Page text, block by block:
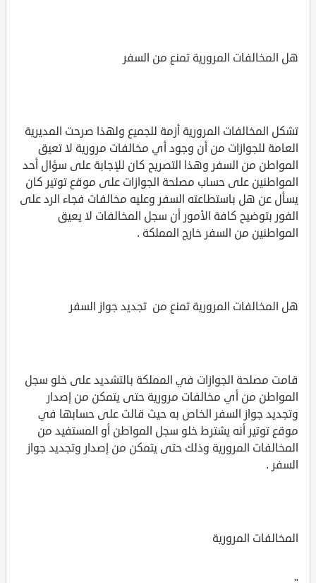
هل المخالفات المرورية تمنع من السفر
تشكل المخالفات المرورية أزمة للجميع ولهذا صرحت المديرية
العامة للجوازات من أن وجود أي مخالفات مرورية لا تعيق
المواطن من السفر وهذا التصريح كان للإجابة على سؤال أحد
المواطنين على حساب مصلحة الجوازات على موقع توتير كان
يسأل عن هل باستطاعته السفر وعليه مخالفات فجاء الرد على
الفور بتوضيح كافة الأمور أن سجل المخالفات لا يعيق
المواطنين من السفر خارج المملكة .
هل المخالفات المرورية تمنع من تجديد جواز السفر
قامت مصلحة الجوازات في المملكة بالتشديد على خلو سجل
المواطن من أي مخالفات مرورية حتى يتمكن من إصدار
وتجديد جواز السفر الخاص به حيث قالت على حسابها في
موقع توتير أنه يشترط خلو سجل المواطن أو المستفيد من
المخالفات المرورية وذلك حتى يتمكن من إصدار وتجديد جواز
السفر .
المخالفات المرورية